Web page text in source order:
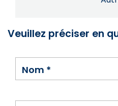
Veuillez préciser en
Nom *